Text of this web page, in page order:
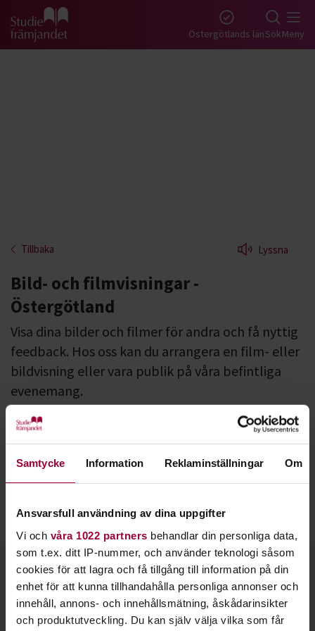
Samtycke Information Reklaminställningar Om
Ansvarsfull användning av dina uppgifter
Vi och våra 1022 partners behandlar din personliga data,
som t.ex. ditt IP-nummer, och använder teknologi såsom
cookies för att lagra och få tillgång till information på din
enhet för att kunna tillhandahålla personliga annonser och
innehåll, annons- och innehållsmätning, åskådarinsikter
och produktutveckling. Du kan själv välja vilka som får
Gå till studiefrämjandets startsida Östergötlands länSökMeny
Tillbaka Lyssna
Bild- och filmvisningar -
Östergötland
Visa dina bilder och filmer för andra och få nyttig
feedback. Hos oss kan du arrangera en film- eller
bildvisning eller vara publik på våra befintliga
evenemang.
Har du fotograferat något som du vill visa för andra? Kanske
har du sett eller gjort en film som du vill att flera ska se och
Hos oss kan du också starta enfilmstudiecirkelihop med
filmhistoria, berättelseteknik och mycket annat?
Kontakt